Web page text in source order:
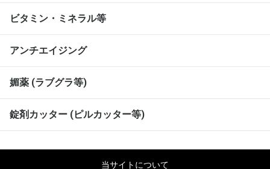
ビタミン・ミネラル等
アンチエイジング
媚薬 (ラブグラ等)
錠剤カッター (ピルカッター等)
当サイトについて